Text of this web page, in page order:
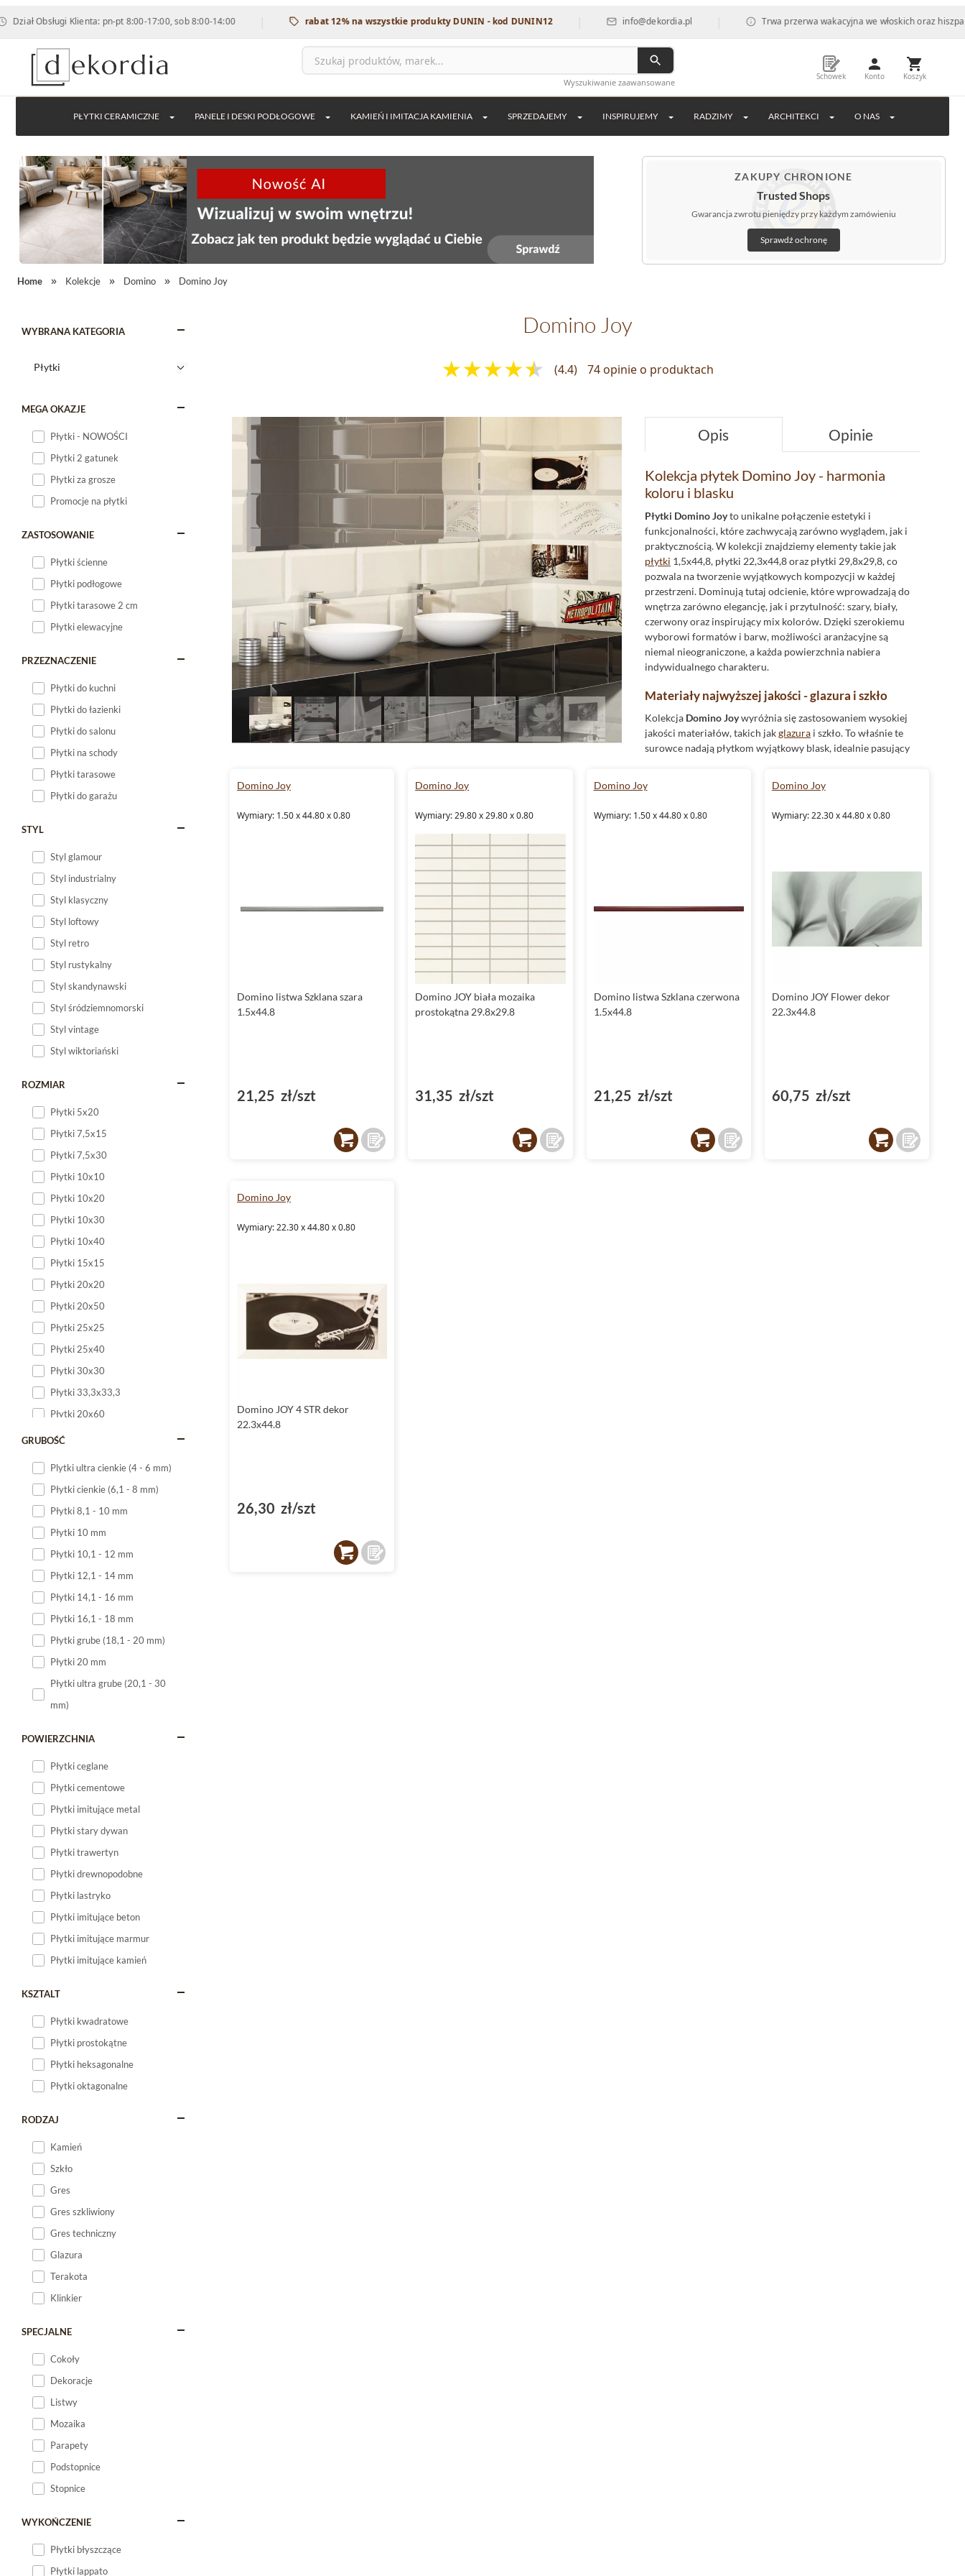
Obsługi Klienta: pn-pt 8:00-17:00, sob 8:00-14:00 | rabat 12% na wszystkie produkty DUNIN - kod DUNIN12 | info@dekordia.pl | Trwa przerwa wakacyjna we włoskich oraz
Wyszukiwanie zaawansowane
Schowek Konto Koszyk
PŁYTKI CERAMICZNE PANELE I DESKI PODŁOGOWE KAMIEŃ I IMITACJA KAMIENIA SPRZEDAJEMY INSPIRUJEMY RADZIMY ARCHITEKCI O NAS
ZAKUPY CHRONIONE
Trusted Shops
Gwarancja zwrotu pieniędzy przy każdym zamówieniu
Sprawdź ochronę
Home Kolekcje Domino Domino Joy
WYBRANA KATEGORIA
MEGA OKAZJE
Płytki - NOWOŚCI
Płytki 2 gatunek
Płytki za grosze
Promocje na płytki
ZASTOSOWANIE
Płytki ścienne
Płytki podłogowe
Płytki tarasowe 2 cm
Płytki elewacyjne
PRZEZNACZENIE
Płytki do kuchni
Płytki do łazienki
Płytki do salonu
Płytki na schody
Płytki tarasowe
Płytki do garażu
STYL
Styl glamour
Styl industrialny
Styl klasyczny
Styl loftowy
Styl retro
Styl rustykalny
Styl skandynawski
Styl śródziemnomorski
Styl vintage
Styl wiktoriański
ROZMIAR
Płytki 5x20
Płytki 7,5x15
Płytki 7,5x30
Płytki 10x10
Płytki 10x20
Płytki 10x30
Płytki 10x40
Płytki 15x15
Płytki 20x20
Płytki 20x50
Płytki 25x25
Płytki 25x40
Płytki 30x30
Płytki 33,3x33,3
Płytki 20x60
Płytki 20x120
Płytki małe
GRUBOŚĆ
Plytki ultra cienkie (4 - 6 mm)
Płytki cienkie (6,1 - 8 mm)
Płytki 8,1 - 10 mm
Płytki 10 mm
Płytki 10,1 - 12 mm
Płytki 12,1 - 14 mm
Płytki 14,1 - 16 mm
Płytki 16,1 - 18 mm
Płytki grube (18,1 - 20 mm)
Płytki 20 mm
Płytki ultra grube (20,1 - 30
mm)
POWIERZCHNIA
Płytki ceglane
Płytki cementowe
Płytki imitujące metal
Płytki stary dywan
Płytki trawertyn
Płytki drewnopodobne
Płytki lastryko
Płytki imitujące beton
Płytki imitujące marmur
Płytki imitujące kamień
KSZTALT
Płytki kwadratowe
Płytki prostokątne
Płytki heksagonalne
Płytki oktagonalne
RODZAJ
Kamień
Szkło
Gres
Gres szkliwiony
Gres techniczny
Glazura
Terakota
Klinkier
SPECJALNE
Cokoły
Dekoracje
Listwy
Mozaika
Parapety
Podstopnice
Stopnice
WYKOŃCZENIE
Płytki błyszczące
Płytki lappato
Domino Joy
(4.4) 74 opinie o produktach
Opis Opinie
Kolekcja płytek Domino Joy - harmonia
koloru i blasku
Płytki Domino Joyto unikalne połączenie estetyki i
funkcjonalności, które zachwycają zarówno wyglądem, jak i
praktycznością. W kolekcji znajdziemy elementy takie jak
płytki 1,5x44,8, płytki 22,3x44,8 oraz płytki 29,8x29,8, co
pozwala na tworzenie wyjątkowych kompozycji w każdej
przestrzeni. Dominują tutaj odcienie, które wprowadzają do
wnętrza zarówno elegancję, jak i przytulność: szary, biały,
czerwony oraz inspirujący mix kolorów. Dzięki szerokiemu
wyborowi formatów i barw, możliwości aranżacyjne są
niemal nieograniczone, a każda powierzchnia nabiera
indywidualnego charakteru.
Materiały najwyższej jakości - glazura i szkło
Kolekcja Domino Joywyróżnia się zastosowaniem wysokiej
jakości materiałów, takich jakglazura i szkło. To właśnie te
surowce nadają płytkom wyjątkowy blask, idealnie pasujący
dodatkowo podkreśla głębię kolorów, tworząc efekt
zapewnia także łatwość czyszczenia, co jest niezwykle istotne
zarówno estetykę, jak i funkcjonalność.
Elementy dekoracyjne w kolekcji Domino Joy
Domino Joyznajdziemy nie tylko klasyczne
dekoracyjneelementy takie jak
i listwa. Te detale pozwalają na stworzenie
uzyskać dzięki zestawieniu płytek w różnych kolorach - na
przykład subtelnego szarego z odważnym czerwonym lub
Kolekcja Domino Joy to doskonały wybór jako
mniejszych powierzchniach, nadając im harmonii i porządku.
Z kolei większe elementy, takie jak płytki 22,3x44,8 czy płytki
Domino Joy
Wymiary: 1.50 x 44.80 x 0.80
Domino listwa Szklana szara
1.5x44.8
21,25 zł/szt
Domino Joy
Wymiary: 29.80 x 29.80 x 0.80
Domino JOY biała mozaika
prostokątna 29.8x29.8
31,35 zł/szt
Domino Joy
Wymiary: 1.50 x 44.80 x 0.80
Domino listwa Szklana czerwona
1.5x44.8
21,25 zł/szt
Domino Joy
Wymiary: 22.30 x 44.80 x 0.80
Domino JOY Flower dekor
22.3x44.8
60,75 zł/szt
Domino Joy
Wymiary: 22.30 x 44.80 x 0.80
Domino JOY 4 STR dekor
22.3x44.8
26,30 zł/szt